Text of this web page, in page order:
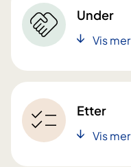
Under
Vis mer
Etter
Vis mer